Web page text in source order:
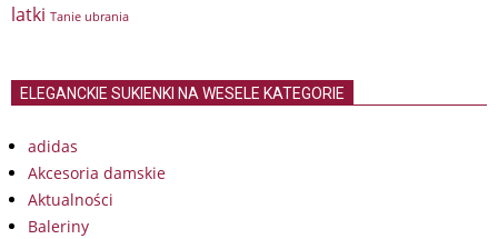
latki Tanie ubrania
ELEGANCKIE SUKIENKI NA WESELE KATEGORIE
adidas
Akcesoria damskie
Aktualności
Baleriny